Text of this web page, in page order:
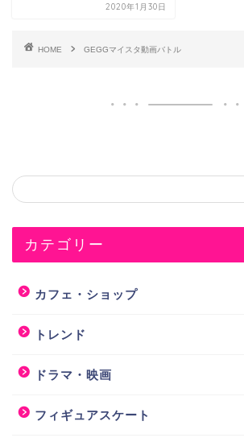
2020年1月30日
HOME GEGGマイスタ動画バトル
カテゴリー
カフェ・ショップ
トレンド
ドラマ・映画
フィギュアスケート